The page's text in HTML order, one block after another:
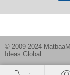
© 2009-2024
Ideas Global